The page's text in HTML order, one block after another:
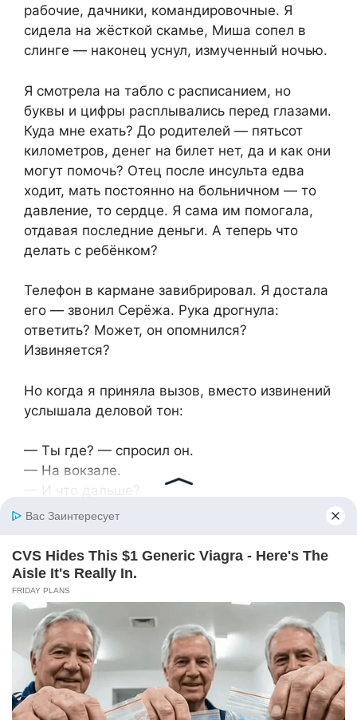
рабочие, дачники, командировочные. Я
сидела на жёсткой скамье, Миша сопел в
слинге — наконец уснул, измученный ночью.
Я смотрела на табло с расписанием, но
буквы и цифры расплывались перед глазами.
Куда мне ехать? До родителей — пятьсот
километров, денег на билет нет, да и как они
могут помочь? Отец после инсульта едва
ходит, мать постоянно на больничном — то
давление, то сердце. Я сама им помогала,
отдавая последние деньги. А теперь что
делать с ребёнком?
Телефон в кармане завибрировал. Я достала
его — звонил Серёжа. Рука дрогнула:
ответить? Может, он опомнился?
Извиняется?
Но когда я приняла вызов, вместо извинений
услышала деловой тон:
— Ты где? — спросил он.
— На вокзале.
— И что дальше?
— А тебе какая разница? — хотела
Он помолчал, потом театрально вздохнул,
словно разговаривал с капризным ребёнком.
— Света, ты бы могла хотя бы попросить
прощения. Это же моя мать.
Я сжала телефон так сильно, что побелели
пальцы. В голове шумело — то ли от